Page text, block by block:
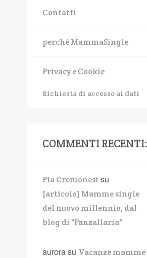
Contatti
perchè MammaSingle
Privacy e Cookie
Richiesta di accesso ai dati
COMMENTI RECENTI:
Pia Cremonesi su
[articolo] Mamme single
del nuovo millennio, dal
blog di "Panzallaria"
aurorasu Vacanze mamme